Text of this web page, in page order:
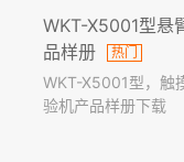
WKT-X5001型悬
品样册
热门
WKT-X5001型，触
验机产品样册下载